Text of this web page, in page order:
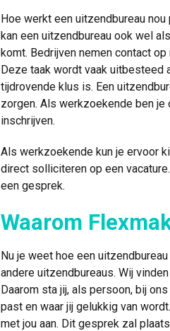
Hoe werkt een uitzendbureau
kan een uitzendbureau ook wel
komt. Bedrijven nemen contact
Deze taak wordt vaak uitbesteed
tijdrovende klus is. Een
zorgen. Als werkzoekende ben je
inschrijven.
Als werkzoekende kun je ervoor
direct solliciteren op een
een gesprek.
Waarom
Nu je weet hoe een
andere uitzendbureaus. Wij
Daarom sta jij, als persoon, bij
past en waar jij gelukkig van
met jou aan. Dit gesprek zal